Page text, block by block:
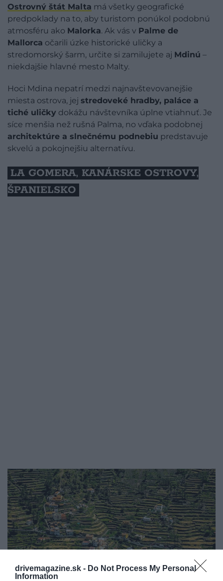
drivemagazine.sk - Do Not Process My Personal
Information
Ostrovný štát Malta má všetky geografické
predpoklady na to, aby turistom ponúkol podobnú
atmosféru ako Malorka. Ak vás v Palme de
Mallorca očarili úzke historické uličky a
stredomorský šarm, určite si zamilujete aj Mdinú –
niekdajšie hlavné mesto Malty.
Hoci Mdina nepatrí medzi najnavštevovanejšie
miesta ostrova, jej stredoveké hradby, paláce a
tiché uličky dokážu návštevníka úplne vtiahnuť. Je
síce menšia než rušná Palma, no vďaka podobnej
architektúre a slnečnému podnebiu predstavuje
skvelú a pokojnejšiu alternatívu.
LA GOMERA, KANÁRSKE OSTROVY,
ŠPANIELSKO